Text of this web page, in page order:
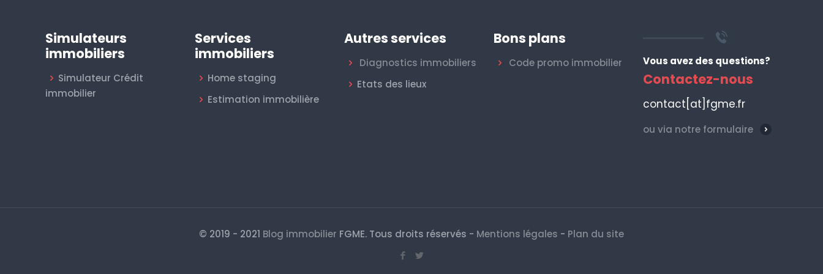
Simulateurs
immobiliers
Simulateur Crédit
immobilier
Services
immobiliers
Home staging
Estimation immobilière
Autres services
Diagnostics immobiliers
Etats des lieux
Bons plans
Code promo immobilier Vous avez des questions?
Contactez-nous
contact[at]fgme.fr
ou via notre formulaire
© 2019 - 2021 Blog immobilier FGME. Tous droits réservés - Mentions légales - Plan du site